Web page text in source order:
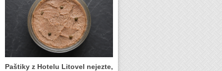
Paštiky z Hotelu Litovel nejezte,